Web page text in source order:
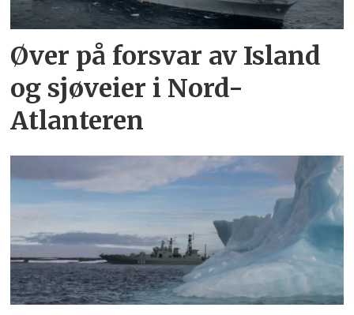
Øver på forsvar av Island
og sjøveier i Nord-
Atlanteren